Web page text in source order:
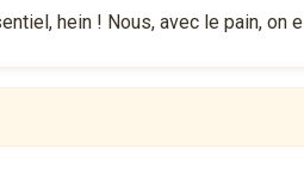
hein ! Nous, avec le pain, on